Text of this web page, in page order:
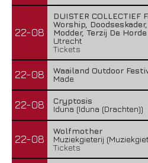
22-08
DUISTER
Worship,
Modder, Terzij De Horde
Utrecht
Tickets
22-08
Waailand Outdoor
Made
22-08
Cryptosis
Iduna (Iduna (Drachten))
22-08
Wolfmother
Muziekgieterij
Tickets